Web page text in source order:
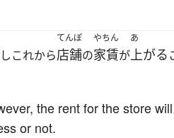
これから
てんぽ
店舗の
やちん
家賃が
あ
上がる
the rent for the store
or not.